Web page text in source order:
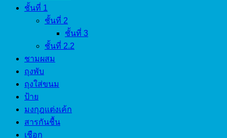
ชั้นที่ 1
ชั้นที่ 2
ชั้นที่ 3
ชั้นที่ 2.2
ชามผสม
ถุงพับ
ถุงใส่ขนม
ป้าย
มงกุฎแต่งเค้ก
สารกันชื้น
เชือก